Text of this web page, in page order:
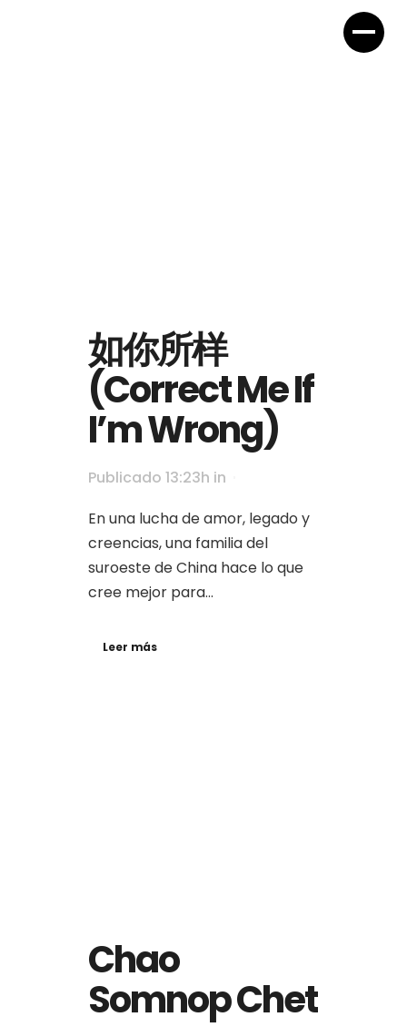
如你所样
(Correct Me If
I’m Wrong)
Publicado 13:23h in
En una lucha de amor, legado y
creencias, una familia del
suroeste de China hace lo que
cree mejor para...
Leer más
Chao
Somnop Chet